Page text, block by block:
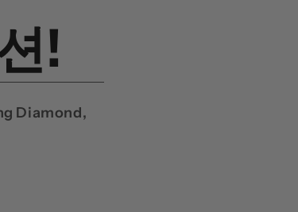
!
Diamond,